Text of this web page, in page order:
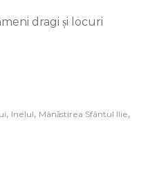
dragi și locuri
, Inelul, Mânăstirea Sfântul Ilie,